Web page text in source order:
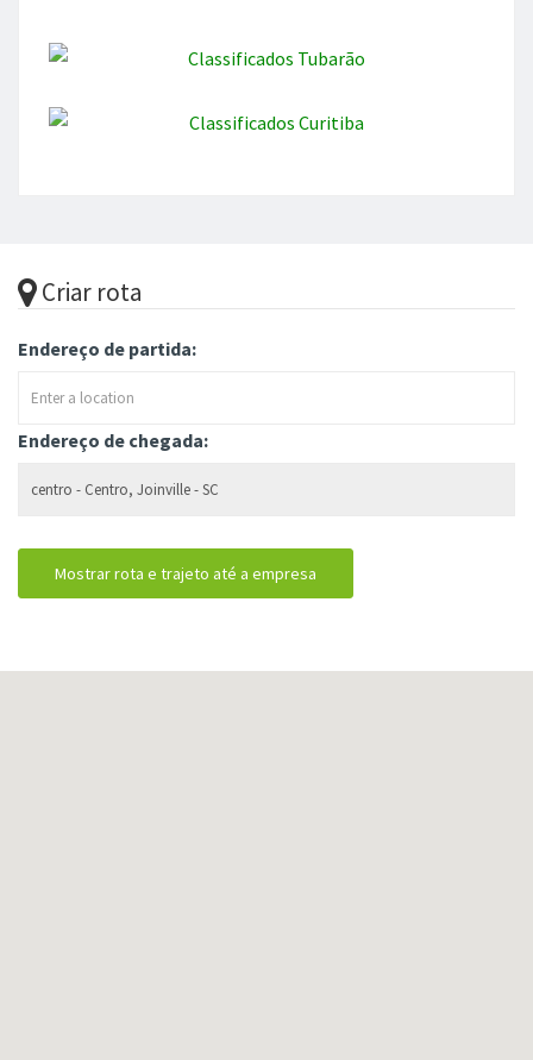
Criar rota
Endereço de partida:
Endereço de chegada: